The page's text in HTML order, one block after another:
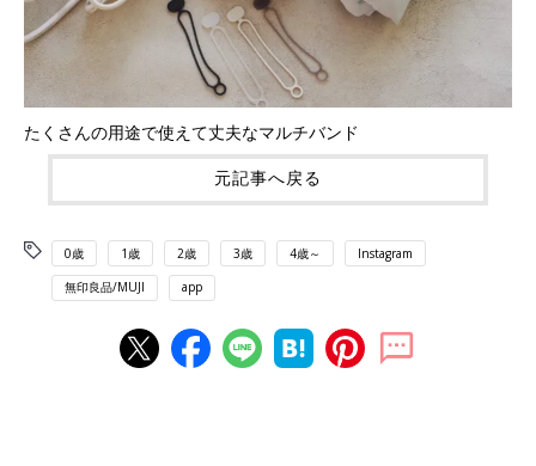
たくさんの用途で使えて丈夫なマルチバンド
元記事へ戻る
0歳 1歳 2歳 3歳 4歳～ Instagram
無印良品/MUJI app